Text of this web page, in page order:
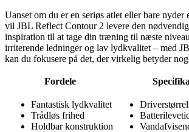
Uanset om du er en seriøs atlet eller bare nyder
vil JBL Reflect Contour 2 levere den
inspiration til at tage din træning til næste
irriterende ledninger og lav lydkvalitet – med
kan du fokusere på det, der virkelig betyder
Fordele
Fantastisk lydkvalitet
Trådløs frihed
Holdbar konstruktion